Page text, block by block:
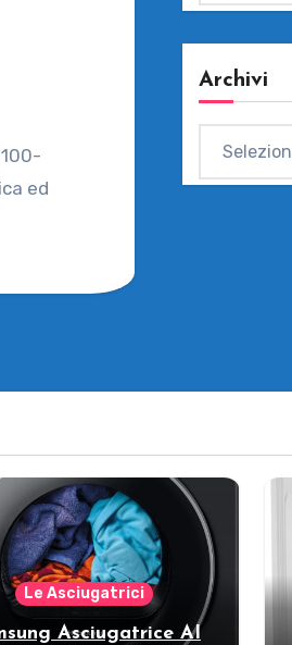
ed
Archivi
Le Asciugatrici
Asciugatrice AI